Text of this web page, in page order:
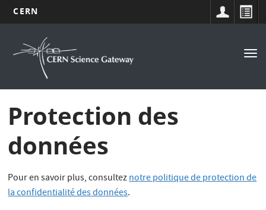
contenu
CERN
Navigation
principale
Protection des
données
Pour en savoir plus, consulteznotre politique de protection de
la confidentialité des données.